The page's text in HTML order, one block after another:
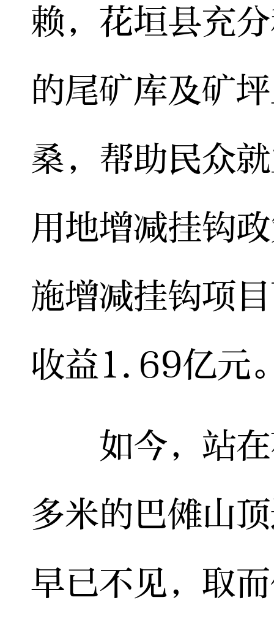
赖，花垣县充
的尾矿库及矿
桑，帮助民众
用地增减挂钩
施增减挂钩项
收益1.69亿元
如今，站在
多米的巴傩山
早已不见，取